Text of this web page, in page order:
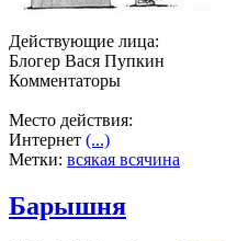
Действующие лица:
Блогер Вася Пупкин
Комментаторы
Место действия:
Интернет (...)
Метки: всякая всячина
Барышня